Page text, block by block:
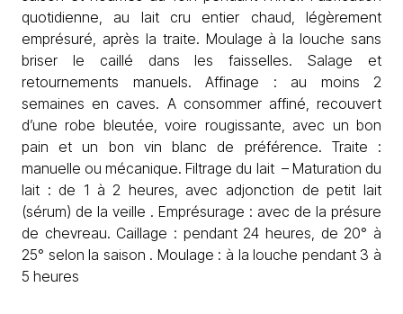
quotidienne, au lait cru entier chaud, légèrement
emprésuré, après la traite. Moulage à la louche sans
briser le caillé dans les faisselles. Salage et
retournements manuels. Affinage : au moins 2
semaines en caves. A consommer affiné, recouvert
d’une robe bleutée, voire rougissante, avec un bon
pain et un bon vin blanc de préférence. Traite :
manuelle ou mécanique. Filtrage du lait – Maturation du
lait : de 1 à 2 heures, avec adjonction de petit lait
(sérum) de la veille . Emprésurage : avec de la présure
de chevreau. Caillage : pendant 24 heures, de 20° à
25° selon la saison . Moulage : à la louche pendant 3 à
5 heures